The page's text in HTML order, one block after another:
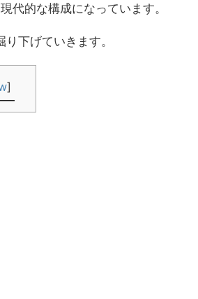
代的な構成になっています。
下げていきます。
]